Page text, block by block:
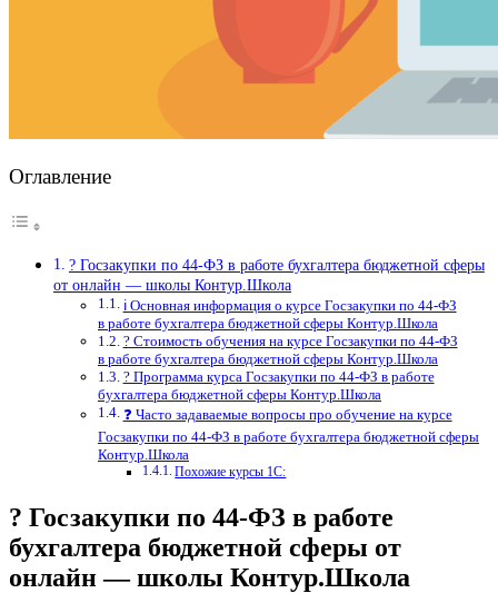
Оглавление
? Госзакупки по 44‑ФЗ в работе бухгалтера бюджетной сферы
от онлайн — школы Контур.Школа
ℹ️ Основная информация о курсе Госзакупки по 44‑ФЗ
в работе бухгалтера бюджетной сферы Контур.Школа
? Стоимость обучения на курсе Госзакупки по 44‑ФЗ
в работе бухгалтера бюджетной сферы Контур.Школа
? Программа курса Госзакупки по 44‑ФЗ в работе
бухгалтера бюджетной сферы Контур.Школа
❓ Часто задаваемые вопросы про обучение на курсе
Госзакупки по 44‑ФЗ в работе бухгалтера бюджетной сферы
Контур.Школа
Похожие курсы 1С:
? Госзакупки по 44‑ФЗ в работе
бухгалтера бюджетной сферы от
онлайн — школы Контур.Школа